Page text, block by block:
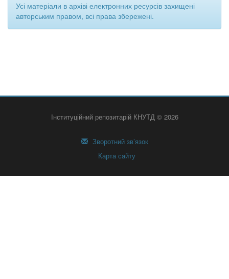
Усі матеріали в архіві електронних ресурсів захищені
авторським правом, всі права збережені.
Інституційний репозитарій КНУТД © 2026
Зворотний зв’язок
Карта сайту